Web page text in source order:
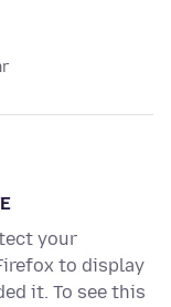
your
to display
it. To see this